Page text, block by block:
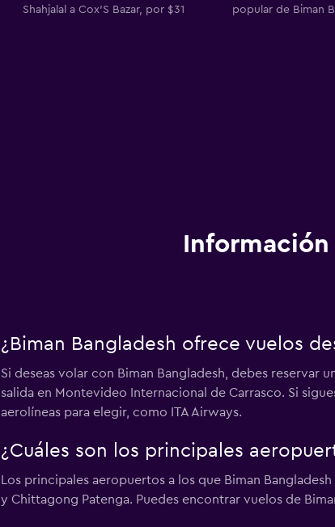
Shahjalal a Cox'S Bazar, por $31
popular de Biman
¿Biman Bangladesh ofrece vuelos
Si deseas volar con Biman Bangladesh, debes reservar
salida en Montevideo Internacional de Carrasco. Si
aerolíneas para elegir, como ITA Airways.
¿Cuáles son los principales
Los principales aeropuertos a los que Biman
y Chittagong Patenga. Puedes encontrar vuelos de